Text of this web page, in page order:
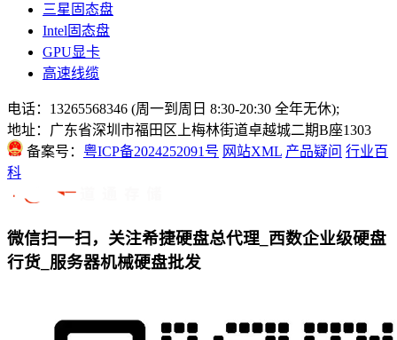
三星固态盘
Intel固态盘
GPU显卡
高速线缆
电话：13265568346 (周一到周日 8:30-20:30 全年无休);
地址：广东省深圳市福田区上梅林街道卓越城二期B座1303
备案号： 粤ICP备2024252091号 网站XML 产品疑问 行业百
科
微信扫一扫，关注希捷硬盘总代理_西数企业级硬盘
行货_服务器机械硬盘批发